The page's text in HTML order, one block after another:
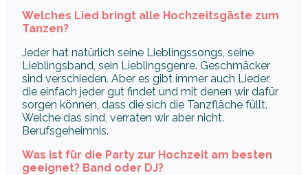
Welches Lied bringt alle Hochzeitsgäste zum
Tanzen?
Jeder hat natürlich seine Lieblingssongs, seine
Lieblingsband, sein Lieblingsgenre. Geschmäcker
sind verschieden. Aber es gibt immer auch Lieder,
die einfach jeder gut findet und mit denen wir dafür
sorgen können, dass die sich die Tanzfläche füllt.
Welche das sind, verraten wir aber nicht.
Berufsgeheimnis.
Was ist für die Party zur Hochzeit am besten
geeignet? Band oder DJ?